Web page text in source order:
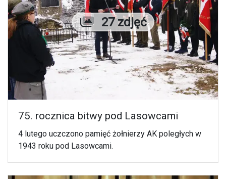
Liczba zdjęć
27 zdjęć
75. rocznica bitwy pod Lasowcami
4 lutego uczczono pamięć żołnierzy AK poległych w
1943 roku pod Lasowcami.